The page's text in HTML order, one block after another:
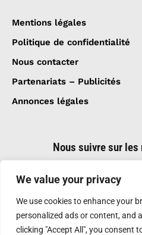
We value your privacy
We use cookies to enhance your
personalized ads or content, and
clicking "Accept All", you consent
Mentions légales
Politique de confidentialité
Nous contacter
Partenariats – Publicités
Annonces légales
Nous suivre sur